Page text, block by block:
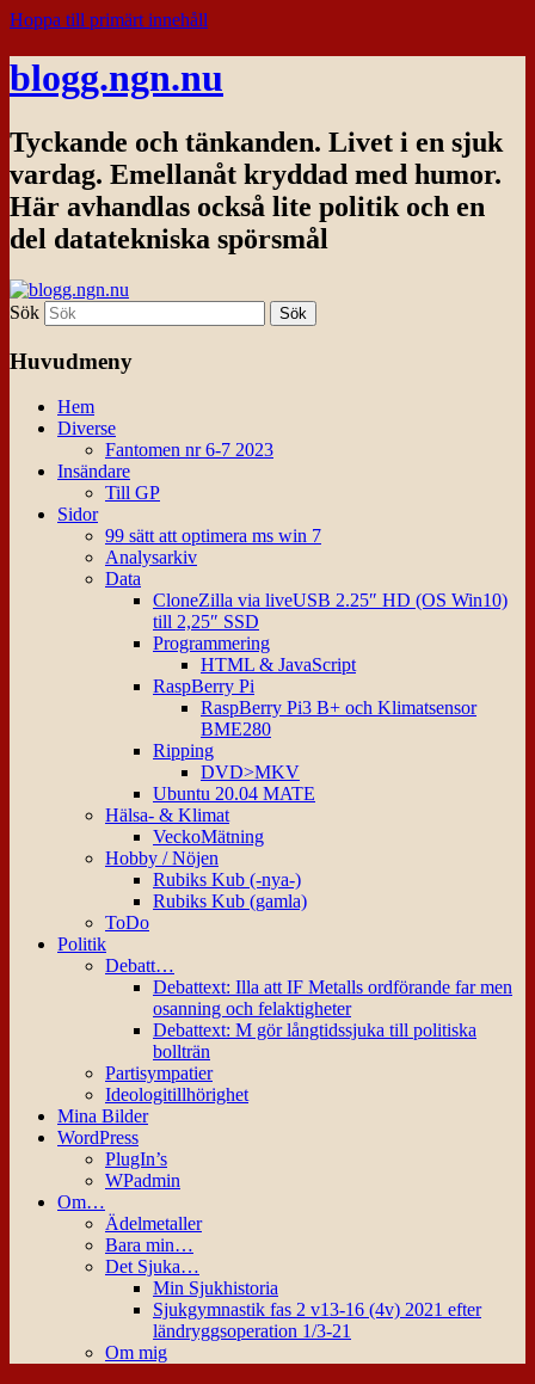
Hoppa till primärt innehåll
blogg.ngn.nu
Tyckande och tänkanden. Livet i en sjuk
vardag. Emellanåt kryddad med humor.
Här avhandlas också lite politik och en
del datatekniska spörsmål
Sök
Huvudmeny
Hem
Diverse
Fantomen nr 6-7 2023
Insändare
Till GP
Sidor
99 sätt att optimera ms win 7
Analysarkiv
Data
CloneZilla via liveUSB 2.25″ HD (OS Win10)
till 2,25″ SSD
Programmering
HTML & JavaScript
RaspBerry Pi
RaspBerry Pi3 B+ och Klimatsensor
BME280
Ripping
DVD>MKV
Ubuntu 20.04 MATE
Hälsa- & Klimat
VeckoMätning
Hobby / Nöjen
Rubiks Kub (-nya-)
Rubiks Kub (gamla)
ToDo
Politik
Debatt…
Debattext: Illa att IF Metalls ordförande far men
osanning och felaktigheter
Debattext: M gör långtidssjuka till politiska
bollträn
Partisympatier
Ideologitillhörighet
Mina Bilder
WordPress
PlugIn’s
WPadmin
Om…
Ädelmetaller
Bara min…
Det Sjuka…
Min Sjukhistoria
Sjukgymnastik fas 2 v13-16 (4v) 2021 efter
ländryggsoperation 1/3-21
Om mig